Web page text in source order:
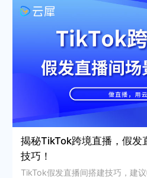
揭秘TikTok跨境直播，假发
技巧！
TikTok假发直播间搭建技巧，建